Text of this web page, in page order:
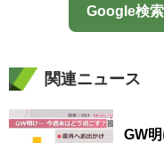
Google検
関連ニュース
GW